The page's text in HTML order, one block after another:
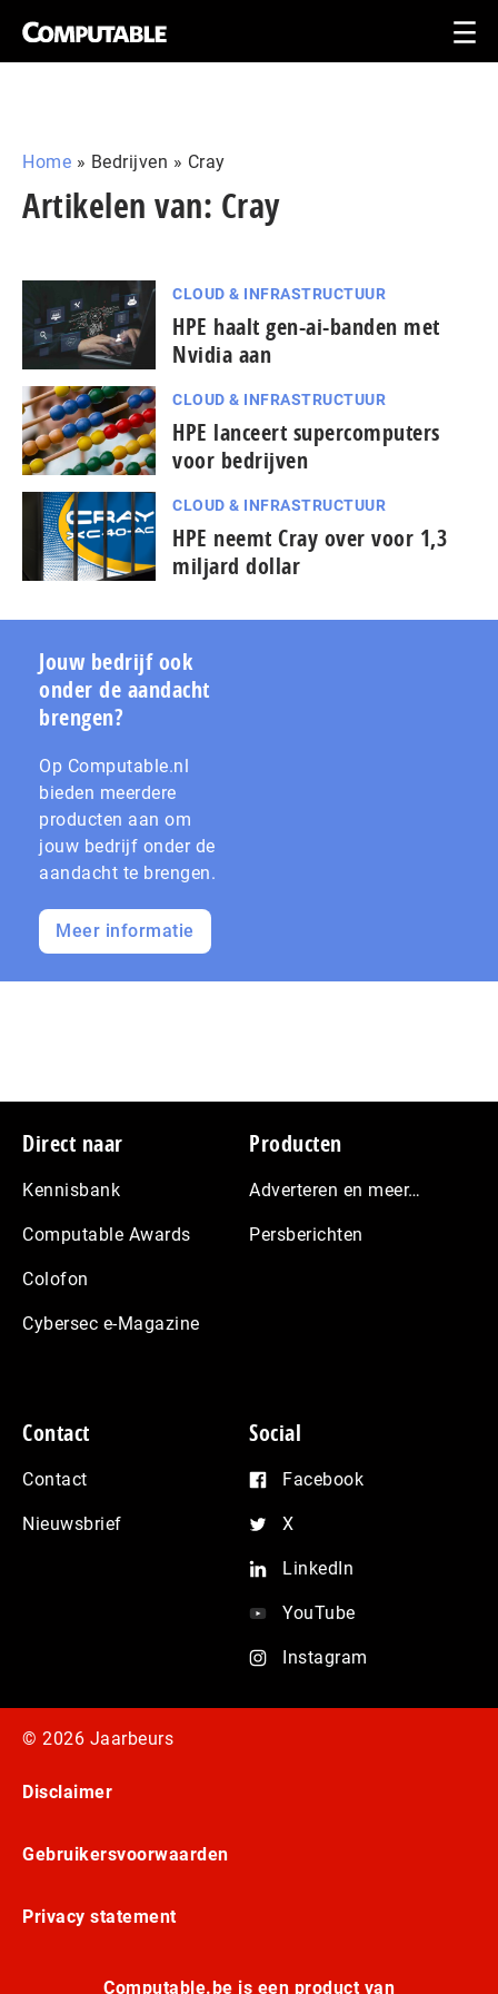
Home » Bedrijven » Cray
Artikelen van: Cray
CLOUD & INFRASTRUCTUUR
HPE haalt gen-ai-banden met
Nvidia aan
CLOUD & INFRASTRUCTUUR
HPE lanceert supercomputers
voor bedrijven
CLOUD & INFRASTRUCTUUR
HPE neemt Cray over voor 1,3
miljard dollar
Jouw bedrijf ook
onder de aandacht
brengen?
Op Computable.nl
bieden meerdere
producten aan om
jouw bedrijf onder de
aandacht te brengen.
Meer informatie
Footer
Direct naar
Kennisbank
Computable Awards
Colofon
Cybersec e-Magazine
Producten
Adverteren en meer…
Persberichten
Contact
Contact
Nieuwsbrief
Social
Facebook
X
LinkedIn
YouTube
Instagram
© 2026 Jaarbeurs
Disclaimer
Gebruikersvoorwaarden
Privacy statement
Computable.be is een product van